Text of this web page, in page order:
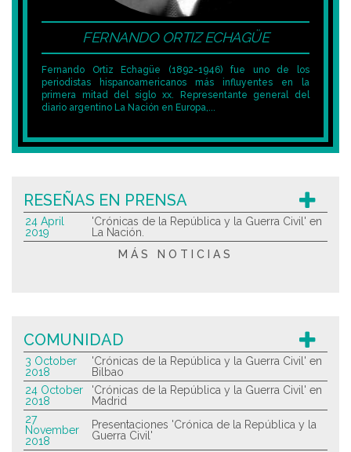
FERNANDO ORTIZ ECHAGÜE
Fernando Ortiz Echagüe (1892-1946) fue uno de los
periodistas hispanoamericanos más influyentes en la
primera mitad del siglo xx. Representante general del
diario argentino La Nación en Europa,...
RESEÑAS EN PRENSA
24 April
2019
'Crónicas de la República y la Guerra Civil' en
La Nación.
MÁS NOTICIAS
COMUNIDAD
3 October
2018
'Crónicas de la República y la Guerra Civil' en
Bilbao
24 October
2018
'Crónicas de la República y la Guerra Civil' en
Madrid
27
November
2018
Presentaciones 'Crónica de la República y la
Guerra Civil'